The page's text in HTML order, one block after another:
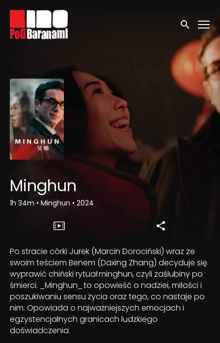
Linki ułatwień dostępu
Wyszukaj
Minghun
1h 34m • Minghun • 2024
Po stracie córki Jurek (Marcin Dorociński) wraz ze
swoim teściem Benem (Daxing Zhang) decyduje się
wyprawić chiński rytuał minghun, czyli zaślubiny po
śmierci. _Minghun_ to opowieść o nadziei, miłości i
poszukiwaniu sensu życia oraz tego, co nastaje po
nim. Opowiada o najważniejszych emocjach i
egzystencjalnych granicach ludzkiego
doświadczenia.